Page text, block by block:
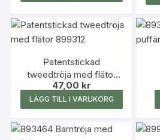
Patentstickad
tweedtröja med flätor
899312
47,00 kr
LÄGG TILL I VARUKORG